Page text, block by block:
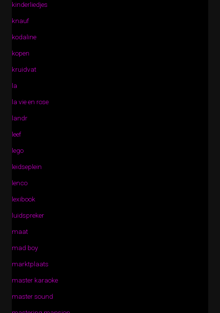
kinderliedjes
knauf
kodaline
kopen
kruidvat
la
la vie en rose
landr
leef
lego
leidseplein
lenco
lexibook
luidspreker
maat
mad boy
marktplaats
master karaoke
master sound